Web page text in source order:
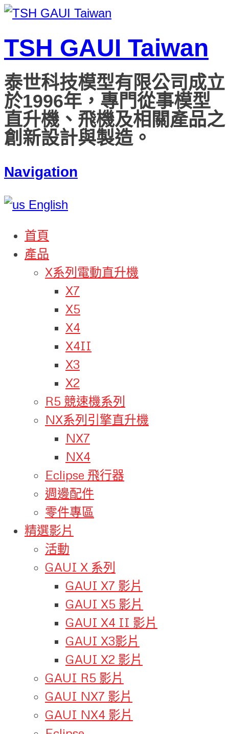
TSH GAUI Taiwan
泰世科技模型有限公司成立
於1996年，專門從事模型
直升機、飛機及相關產品之
創新設計與製造。
Navigation
English
首頁
產品
X系列電動直升機
X7
X5
X4
X4II
X3
X2
R5 競速機系列
NX系列引擎直升機
NX7
NX4
Eclipse 飛行器
週邊配件
零件專區
精選影片
活動
GAUI X 系列
GAUI X7 影片
GAUI X5 影片
GAUI X4 II 影片
GAUI X3影片
GAUI X2 影片
GAUI R5 影片
GAUI NX7 影片
GAUI NX4 影片